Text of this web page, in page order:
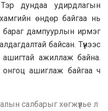
дундаа удирдлагын
өндөр байгаа нь
дампуурлын ирмэг
байсан. Түүнээс
ажиллаж байна.
ашиглаж байгаа ч
салбарыг хөгжүүлье л